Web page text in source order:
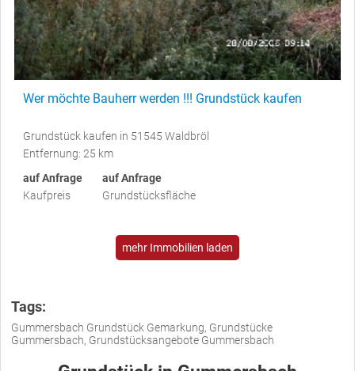
Wer möchte Bauherr werden !!! Grundstück kaufen
Grundstück kaufen in 51545 Waldbröl
Entfernung: 25 km
auf Anfrage
Kaufpreis
auf Anfrage
Grundstücksfläche
mehr Immobilien laden
Tags:
Gummersbach Grundstück Gemarkung, Grundstücke
Gummersbach, Grundstücksangebote Gummersbach